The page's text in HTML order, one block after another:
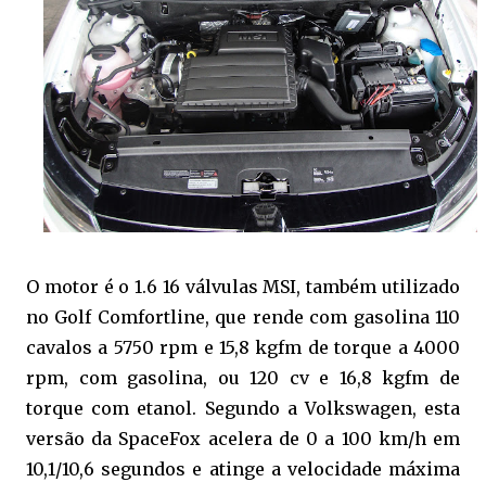
O motor é o 1.6 16 válvulas MSI, também utilizado
no Golf Comfortline, que rende com gasolina 110
cavalos a 5750 rpm e 15,8 kgfm de torque a 4000
rpm, com gasolina, ou 120 cv e 16,8 kgfm de
torque com etanol. Segundo a Volkswagen, esta
versão da SpaceFox acelera de 0 a 100 km/h em
10,1/10,6 segundos e atinge a velocidade máxima